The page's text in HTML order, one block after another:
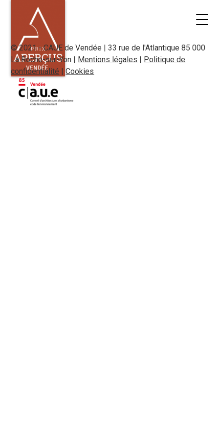
© 2021 - CAUE de Vendée | 33 rue de l'Atlantique 85 000
La Roche-sur-Yon | Mentions légales | Politique de
confidentialité |Cookies